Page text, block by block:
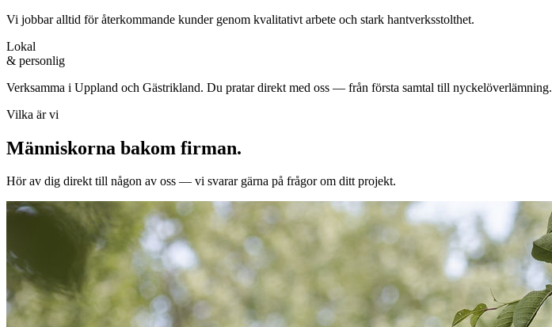
Vi jobbar alltid för återkommande kunder genom kvalitativt arbete och stark hantverksstolthet.
Lokal
& personlig
Verksamma i Uppland och Gästrikland. Du pratar direkt med oss — från första samtal till nyckelöverlämning.
Vilka är vi
Människorna bakom firman.
Hör av dig direkt till någon av oss — vi svarar gärna på frågor om ditt projekt.